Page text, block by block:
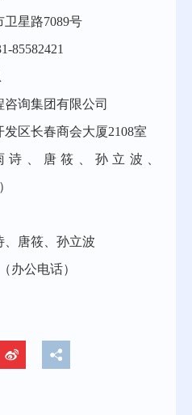
卫星路7089号
85582421
询集团有限公司
区长春商会大厦2108室
、唐筱、孙立波、
话）
、唐筱、孙立波
办公电话）